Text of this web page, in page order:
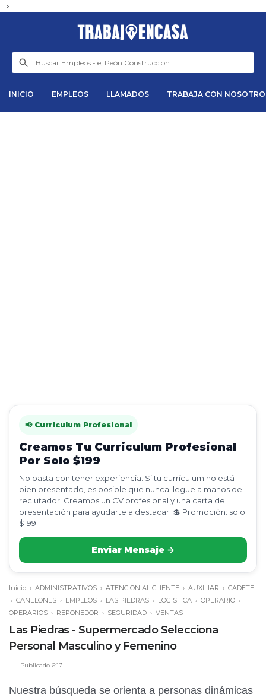
-->
INICIO EMPLEOS LLAMADOS TRABAJA CON
📢 Curriculum Profesional
Creamos Tu Curriculum Profesional
Por Solo $199
No basta con tener experiencia. Si tu currículum no está
bien presentado, es posible que nunca llegue a manos del
reclutador. Creamos un CV profesional y una carta de
presentación para ayudarte a destacar. 💲 Promoción: solo
$199.
Enviar Mensaje →
Inicio › ADMINISTRATIVOS › ATENCION AL CLIENTE › AUXILIAR › CADETE
› CANELONES › EMPLEOS › LAS PIEDRAS › LOGISTICA › OPERARIO ›
OPERARIOS › REPONEDOR › SEGURIDAD › VENTAS
Las Piedras - Supermercado Selecciona
Personal Masculino y Femenino
Publicado 6:17
Nuestra búsqueda se orienta a personas dinámicas